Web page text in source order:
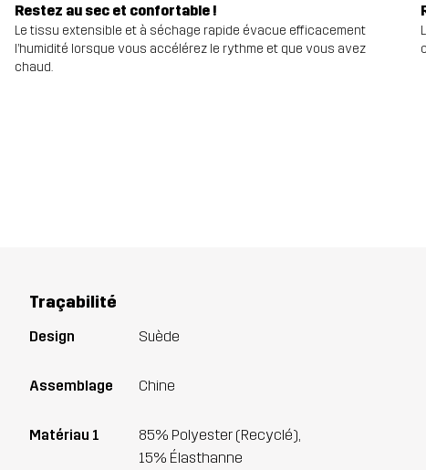
Restez au sec et confortable !
Le tissu extensible et à séchage rapide évacue efficacement
l’humidité lorsque vous accélérez le rythme et que vous avez
chaud.
Traçabilité
Design Suède
Assemblage Chine
Matériau 1
85% Polyester (Recyclé),
15% Élasthanne